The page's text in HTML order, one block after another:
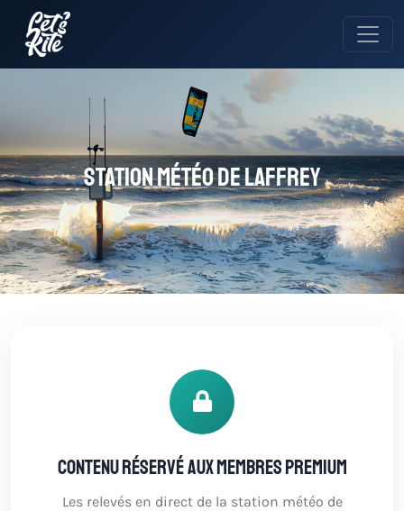
Station météo de Laffrey
Contenu réservé aux membres Premium
Les relevés en direct de la station météo de